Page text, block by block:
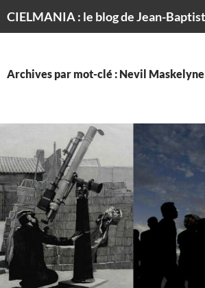
Archives par mot-clé : Nevil Maskelyne